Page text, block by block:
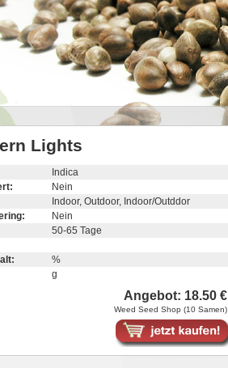
Lights
Indica
Nein
Indoor, Outdoor, Indoor/Outddor
Nein
50-65 Tage
%
g
Angebot: 18.50 €
Weed Seed Shop (10 Samen)